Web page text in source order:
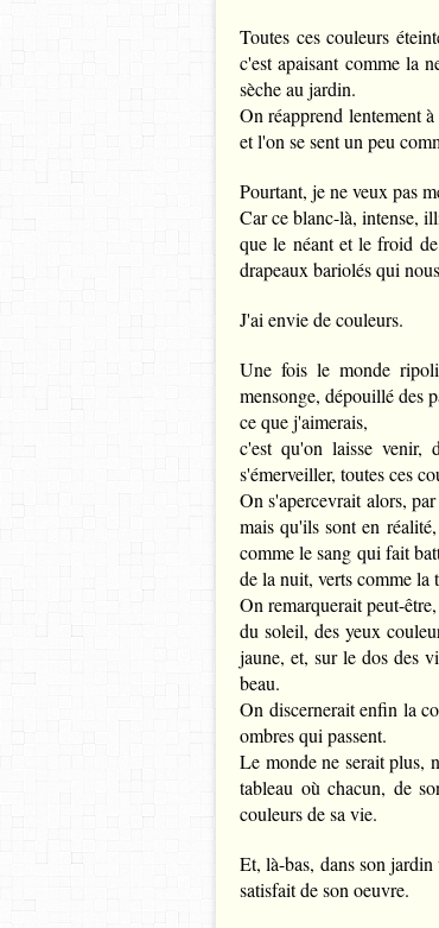
Toutes ces couleurs
c'est apaisant comme la
sèche au jardin.
On réapprend lentement
et l'on se sent un peu
Pourtant, je ne veux pas
Car ce blanc-là, intense,
que le néant et le froid
drapeaux bariolés qui
J'ai envie de couleurs.
Une fois le monde
mensonge, dépouillé des
ce que j'aimerais,
c'est qu'on laisse venir,
s'émerveiller, toutes ces
On s'apercevrait alors,
mais qu'ils sont en
comme le sang qui fait
de la nuit, verts comme la
On remarquerait peut-
du soleil, des yeux
jaune, et, sur le dos des
beau.
On discernerait enfin la
ombres qui passent.
Le monde ne serait plus,
tableau où chacun, de
couleurs de sa vie.
Et, là-bas, dans son
satisfait de son oeuvre.